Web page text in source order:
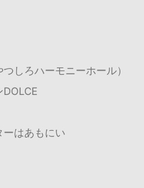
しろハーモニーホール）
ーはあもにい